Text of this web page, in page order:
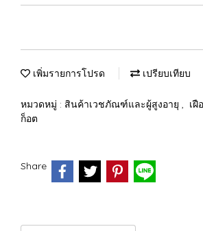
เพิ่มรายการโปรด เปรียบเทียบ
หมวดหมู่ : สินค้าเวชภัณฑ์และผู้สูงอายุ , เฝื
ก็อต
Share